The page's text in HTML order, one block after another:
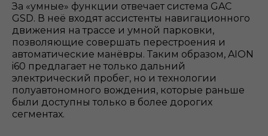
За «умные» функции отвечает система GAC
GSD. В неё входят ассистенты навигационного
движения на трассе и умной парковки,
позволяющие совершать перестроения и
автоматические манёвры. Таким образом, AION
i60 предлагает не только дальний
электрический пробег, но и технологии
полуавтономного вождения, которые раньше
были доступны только в более дорогих
сегментах.